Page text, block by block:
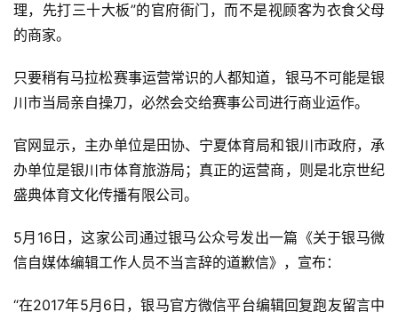
理，先打三十大板”的官府衙门，而不是视顾客为衣食父母
的商家。
只要稍有马拉松赛事运营常识的人都知道，银马不可能是银
川市当局亲自操刀，必然会交给赛事公司进行商业运作。
官网显示，主办单位是田协、宁夏体育局和银川市政府，承
办单位是银川市体育旅游局；真正的运营商，则是北京世纪
盛典体育文化传播有限公司。
5月16日，这家公司通过银马公众号发出一篇《关于银马微
信自媒体编辑工作人员不当言辞的道歉信》，宣布：
“在2017年5月6日，银马官方微信平台编辑回复跑友留言中